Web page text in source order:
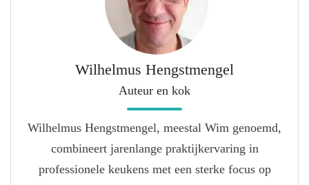
Wilhelmus Hengstmengel
Auteur en kok
Wilhelmus Hengstmengel, meestal Wim genoemd,
combineert jarenlange praktijkervaring in
professionele keukens met een sterke focus op